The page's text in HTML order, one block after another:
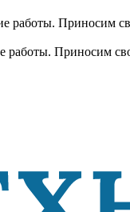
работы. Приносим
работы. Приносим